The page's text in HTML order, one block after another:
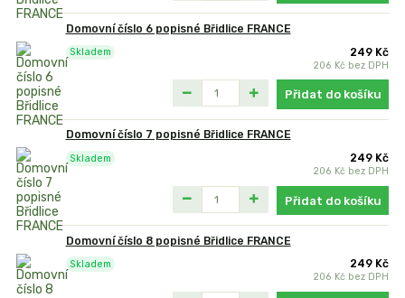
Domovní číslo 6 popisné Břidlice FRANCE
249 Kč
206 Kč bez DPH
Skladem
Přidat do košíku
Domovní číslo 7 popisné Břidlice FRANCE
249 Kč
206 Kč bez DPH
Skladem
Přidat do košíku
Domovní číslo 8 popisné Břidlice FRANCE
249 Kč
206 Kč bez DPH
Skladem